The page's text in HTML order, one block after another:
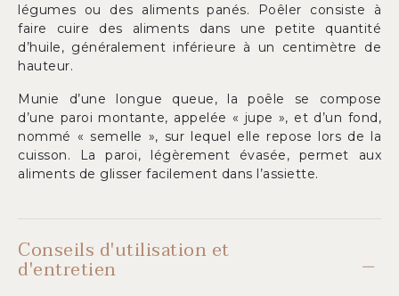
légumes ou des aliments panés. Poêler consiste à
faire cuire des aliments dans une petite quantité
d’huile, généralement inférieure à un centimètre de
hauteur.
Munie d’une longue queue, la poêle se compose
d’une paroi montante, appelée « jupe », et d’un fond,
nommé « semelle », sur lequel elle repose lors de la
cuisson. La paroi, légèrement évasée, permet aux
aliments de glisser facilement dans l’assiette.
Conseils d'utilisation et
d'entretien